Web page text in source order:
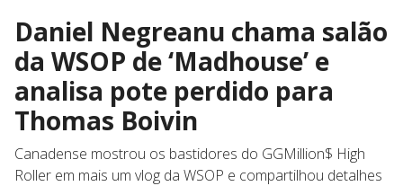
Daniel Negreanu chama salão
da WSOP de ‘Madhouse’ e
analisa pote perdido para
Thomas Boivin
Canadense mostrou os bastidores do GGMillion$ High
Roller em mais um vlog da WSOP e compartilhou detalhes